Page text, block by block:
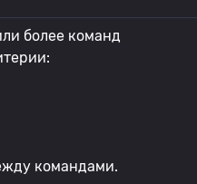
более команд
командами.